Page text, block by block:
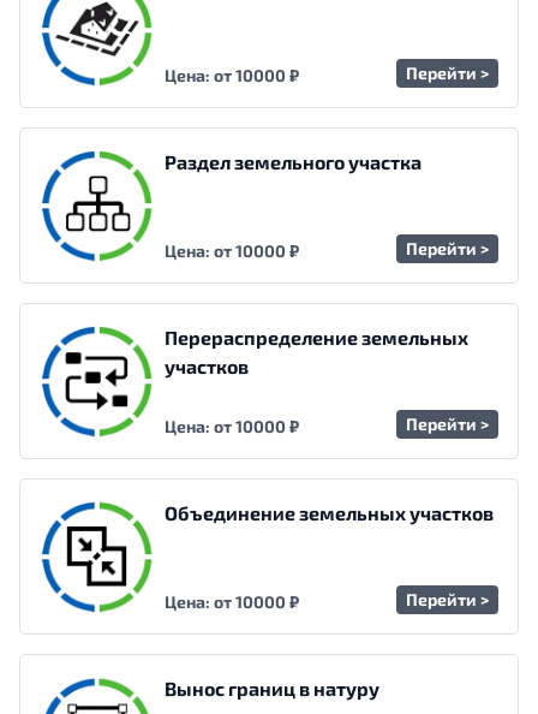
Цена: от 10000 ₽ Перейти >
Раздел земельного участка
Цена: от 10000 ₽ Перейти >
Перераспределение земельных
участков
Цена: от 10000 ₽ Перейти >
Объединение земельных участков
Цена: от 10000 ₽ Перейти >
Вынос границ в натуру